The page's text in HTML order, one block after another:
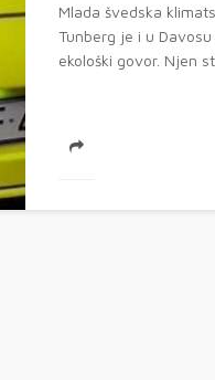
Mlada švedska
Tunberg je i u
ekološki govor. Njen